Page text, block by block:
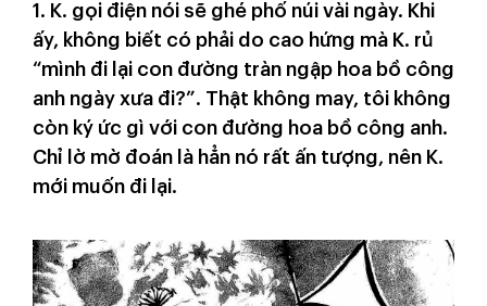
1. K. gọi điện nói sẽ ghé phố núi vài ngày. Khi
ấy, không biết có phải do cao hứng mà K. rủ
“mình đi lại con đường tràn ngập hoa bồ công
anh ngày xưa đi?”. Thật không may, tôi không
còn ký ức gì với con đường hoa bồ công anh.
Chỉ lờ mờ đoán là hẳn nó rất ấn tượng, nên K.
mới muốn đi lại.